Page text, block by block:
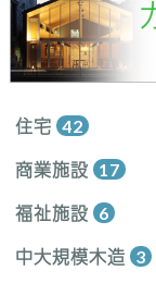
住宅 42
商業施設 17
福祉施設 6
中大規模木造 3